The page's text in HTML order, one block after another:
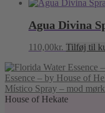
Agua Divina
110,00kr. Tilføj til
Essence – by House of
Místico Spray – mod
House of Hekate